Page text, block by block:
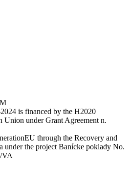
is financed by the H2020
Union under Grant Agreement n.
through the Recovery and
under the project Banícke poklady No.
VA